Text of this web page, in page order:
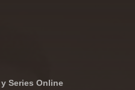
Series Online